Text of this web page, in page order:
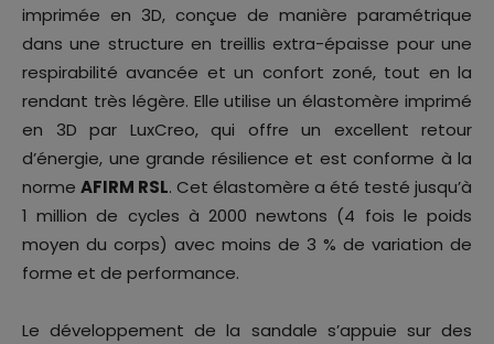
imprimée en 3D, conçue de manière paramétrique
dans une structure en treillis extra-épaisse pour une
respirabilité avancée et un confort zoné, tout en la
rendant très légère. Elle utilise un élastomère imprimé
en 3D par LuxCreo, qui offre un excellent retour
d’énergie, une grande résilience et est conforme à la
norme AFIRM RSL. Cet élastomère a été testé jusqu’à
1 million de cycles à 2000 newtons (4 fois le poids
moyen du corps) avec moins de 3 % de variation de
forme et de performance.
Le développement de la sandale s’appuie sur des